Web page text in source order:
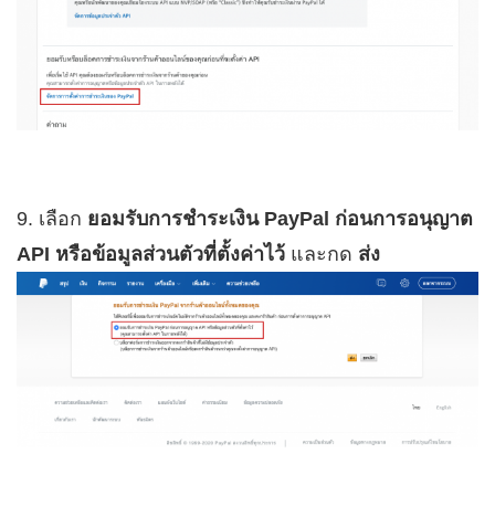
9. เลือก ยอมรับการชำระเงิน PayPal ก่อนการอนุญาต
API หรือข้อมูลส่วนตัวที่ตั้งค่าไว้ และกด ส่ง